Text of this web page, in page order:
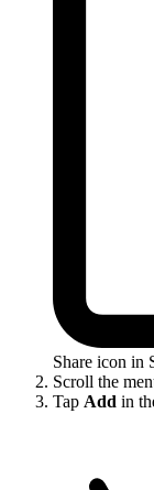
Share icon in
Scroll the
Tap Add in